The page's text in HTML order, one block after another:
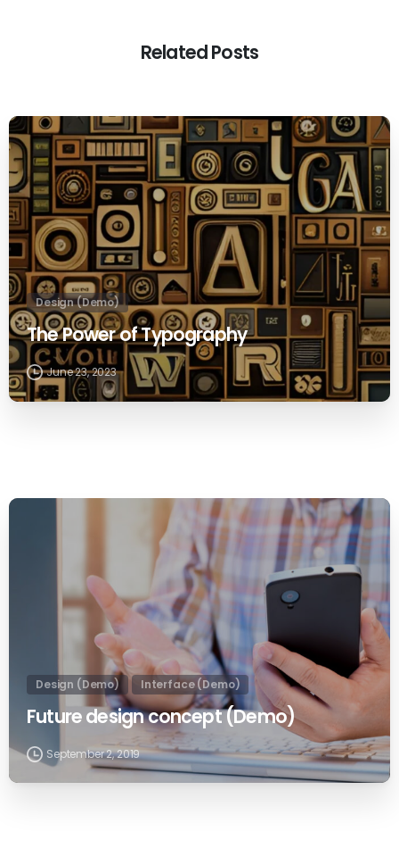
Related Posts
0
Design (Demo)
The Power of Typography
June 23, 2023
0
Design (Demo) Interface (Demo)
Future design concept (Demo)
September 2, 2019